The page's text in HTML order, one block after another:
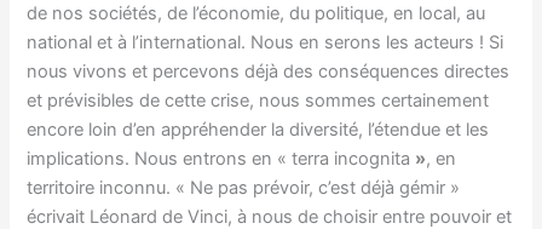
de nos sociétés, de l’économie, du politique, en local, au
national et à l’international. Nous en serons les acteurs ! Si
nous vivons et percevons déjà des conséquences directes
et prévisibles de cette crise, nous sommes certainement
encore loin d’en appréhender la diversité, l’étendue et les
implications. Nous entrons en « terra incognita », en
territoire inconnu. « Ne pas prévoir, c’est déjà gémir »
écrivait Léonard de Vinci, à nous de choisir entre pouvoir et